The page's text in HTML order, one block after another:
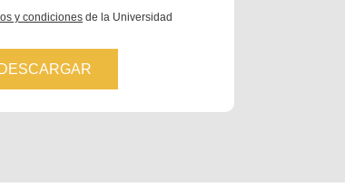
y condiciones de la Universidad